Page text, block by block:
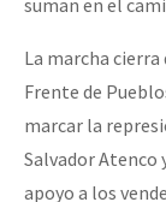
La marcha
Frente de
marcar la
Salvador Atenco
apoyo a los